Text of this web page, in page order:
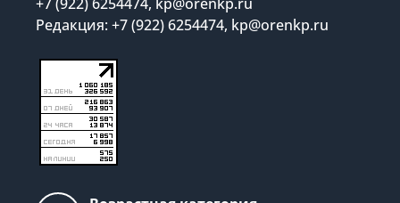
Реклама на сайте:
+7 (922) 6254474, kp@orenkp.ru
Редакция: +7 (922) 6254474, kp@orenkp.ru